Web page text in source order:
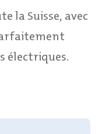
la Suisse, avec
électriques.